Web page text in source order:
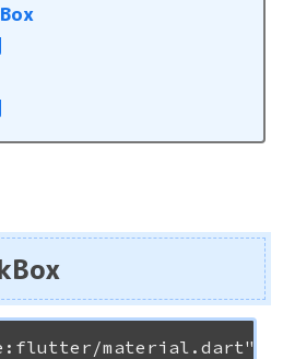
material.dart";